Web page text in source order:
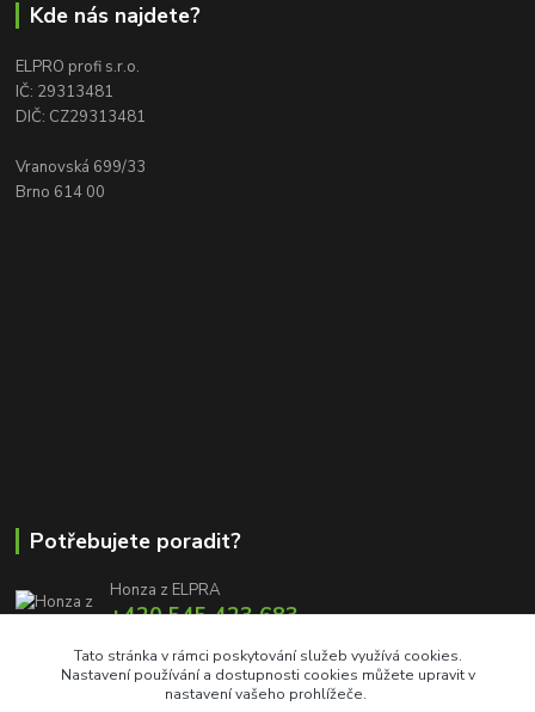
Kde nás najdete?
ELPRO profi s.r.o.
IČ: 29313481
DIČ: CZ29313481
Vranovská 699/33
Brno 614 00
Potřebujete poradit?
Honza z ELPRA
+420 545 423 683
info@elproprofi.cz
Tato stránka v rámci poskytování služeb využívá cookies.
Nastavení používání a dostupnosti cookies můžete upravit v
nastavení vašeho prohlížeče.